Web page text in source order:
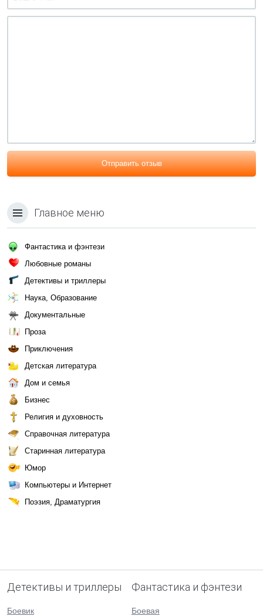
Отправить отзыв
Главное меню
Фантастика и фэнтези
Любовные романы
Детективы и триллеры
Наука, Образование
Документальные
Проза
Приключения
Детская литература
Дом и семья
Бизнес
Религия и духовность
Справочная литература
Старинная литература
Юмор
Компьютеры и Интернет
Поэзия, Драматургия
Детективы и триллеры
Боевик
Фантастика и фэнтези
Боевая